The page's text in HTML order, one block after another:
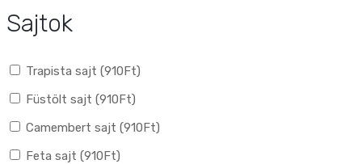
Sajtok
Trapista sajt (910Ft)
Füstölt sajt (910Ft)
Camembert sajt (910Ft)
Feta sajt (910Ft)